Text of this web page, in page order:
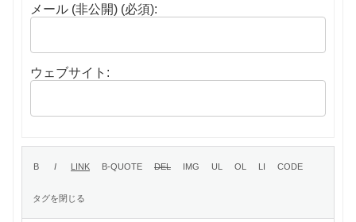
メール (非公開) (必須):
ウェブサイト: